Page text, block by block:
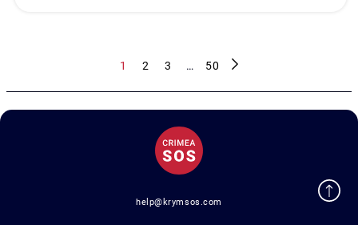
1 2 3 … 50
help@krymsos.com